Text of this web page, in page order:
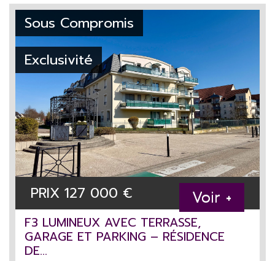
Sous Compromis
Exclusivité
PRIX 127 000 € Voir +
F3 LUMINEUX AVEC TERRASSE,
GARAGE ET PARKING – RÉSIDENCE
DE...